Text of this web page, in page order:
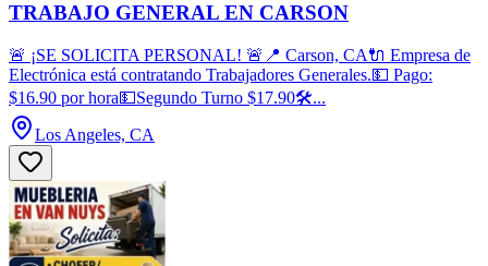
TRABAJO GENERAL EN CARSON
🚨 ¡SE SOLICITA PERSONAL! 🚨📍 Carson, CA🔌 Empresa de
Electrónica está contratando Trabajadores Generales.💵 Pago:
$16.90 por hora💵Segundo Turno $17.90🛠️...
Los Angeles, CA